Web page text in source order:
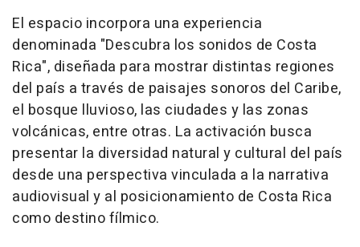
El espacio incorpora una experiencia
denominada "Descubra los sonidos de Costa
Rica", diseñada para mostrar distintas regiones
del país a través de paisajes sonoros del Caribe,
el bosque lluvioso, las ciudades y las zonas
volcánicas, entre otras. La activación busca
presentar la diversidad natural y cultural del país
desde una perspectiva vinculada a la narrativa
audiovisual y al posicionamiento de Costa Rica
como destino fílmico.